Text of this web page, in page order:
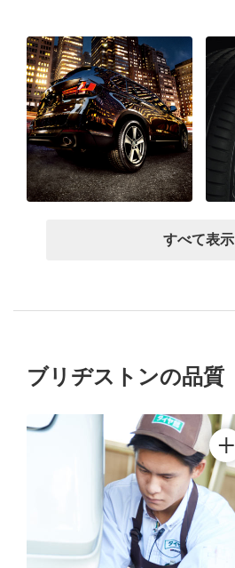
すべて表示
ブリヂストンの品質